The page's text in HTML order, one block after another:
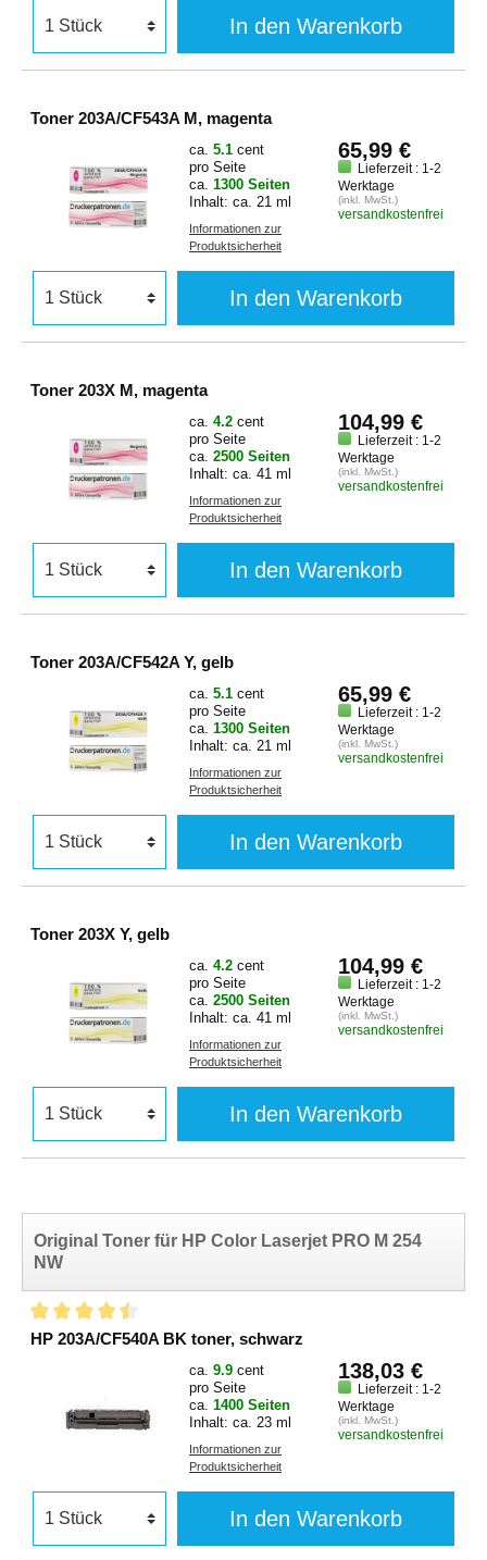
In den Warenkorb
Toner 203A/CF543A M, magenta
ca. 5.1 cent
pro Seite
ca. 1300 Seiten
Inhalt: ca. 21 ml
Informationen zur
Produktsicherheit
65,99 €
Lieferzeit : 1-2
Werktage
(inkl. MwSt.)
versandkostenfrei
In den Warenkorb
Toner 203X M, magenta
ca. 4.2 cent
pro Seite
ca. 2500 Seiten
Inhalt: ca. 41 ml
Informationen zur
Produktsicherheit
104,99 €
Lieferzeit : 1-2
Werktage
(inkl. MwSt.)
versandkostenfrei
In den Warenkorb
Toner 203A/CF542A Y, gelb
ca. 5.1 cent
pro Seite
ca. 1300 Seiten
Inhalt: ca. 21 ml
Informationen zur
Produktsicherheit
65,99 €
Lieferzeit : 1-2
Werktage
(inkl. MwSt.)
versandkostenfrei
In den Warenkorb
Toner 203X Y, gelb
ca. 4.2 cent
pro Seite
ca. 2500 Seiten
Inhalt: ca. 41 ml
Informationen zur
Produktsicherheit
104,99 €
Lieferzeit : 1-2
Werktage
(inkl. MwSt.)
versandkostenfrei
In den Warenkorb
Original Toner für HP Color Laserjet PRO M 254
NW
HP 203A/CF540A BK toner, schwarz
ca. 9.9 cent
pro Seite
ca. 1400 Seiten
Inhalt: ca. 23 ml
Informationen zur
Produktsicherheit
138,03 €
Lieferzeit : 1-2
Werktage
(inkl. MwSt.)
versandkostenfrei
In den Warenkorb